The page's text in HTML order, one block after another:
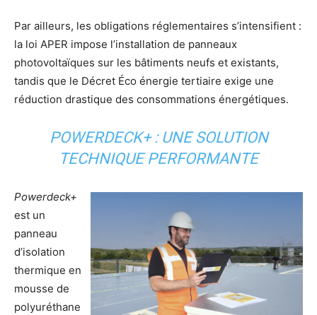
Par ailleurs, les obligations réglementaires s’intensifient :
la loi APER impose l’installation de panneaux
photovoltaïques sur les bâtiments neufs et existants,
tandis que le Décret Éco énergie tertiaire exige une
réduction drastique des consommations énergétiques.
POWERDECK+ : UNE SOLUTION
TECHNIQUE PERFORMANTE
Powerdeck+
est un
panneau
d’isolation
thermique en
mousse de
polyuréthane